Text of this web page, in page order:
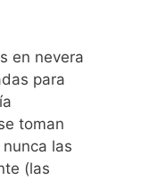
en nevera
para
toman
las
(las